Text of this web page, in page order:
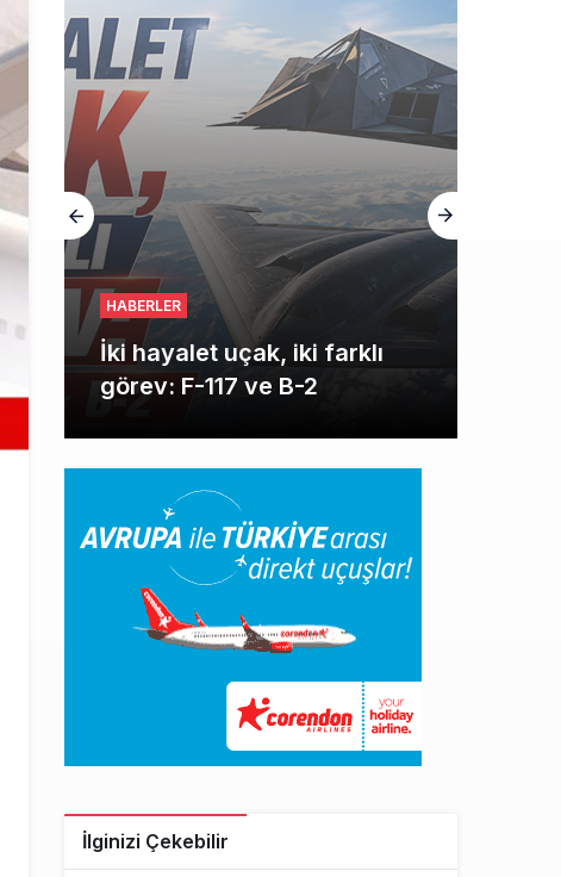
HABERLER
İki hayalet uçak, iki farklı
görev: F-117 ve B-2
İlginizi Çekebilir